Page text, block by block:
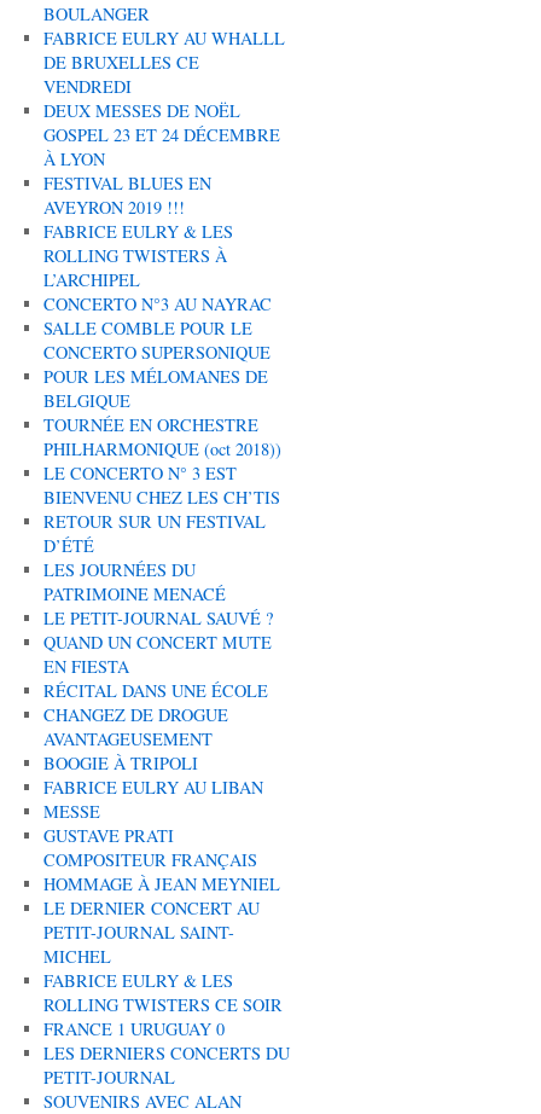
BOULANGER
FABRICE EULRY AU WHALLL
DE BRUXELLES CE
VENDREDI
DEUX MESSES DE NOËL
GOSPEL 23 ET 24 DÉCEMBRE
À LYON
FESTIVAL BLUES EN
AVEYRON 2019 !!!
FABRICE EULRY & LES
ROLLING TWISTERS À
L’ARCHIPEL
CONCERTO N°3 AU NAYRAC
SALLE COMBLE POUR LE
CONCERTO SUPERSONIQUE
POUR LES MÉLOMANES DE
BELGIQUE
TOURNÉE EN ORCHESTRE
PHILHARMONIQUE (oct 2018))
LE CONCERTO N° 3 EST
BIENVENU CHEZ LES CH’TIS
RETOUR SUR UN FESTIVAL
D’ÉTÉ
LES JOURNÉES DU
PATRIMOINE MENACÉ
LE PETIT-JOURNAL SAUVÉ ?
QUAND UN CONCERT MUTE
EN FIESTA
RÉCITAL DANS UNE ÉCOLE
CHANGEZ DE DROGUE
AVANTAGEUSEMENT
BOOGIE À TRIPOLI
FABRICE EULRY AU LIBAN
MESSE
GUSTAVE PRATI
COMPOSITEUR FRANÇAIS
HOMMAGE À JEAN MEYNIEL
LE DERNIER CONCERT AU
PETIT-JOURNAL SAINT-
MICHEL
FABRICE EULRY & LES
ROLLING TWISTERS CE SOIR
FRANCE 1 URUGUAY 0
LES DERNIERS CONCERTS DU
PETIT-JOURNAL
SOUVENIRS AVEC ALAN